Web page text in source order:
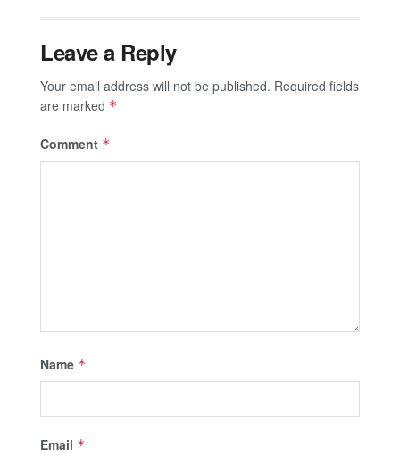
Leave a Reply
Your email address will not be published. Required fields
are marked *
Comment *
Name *
Email *